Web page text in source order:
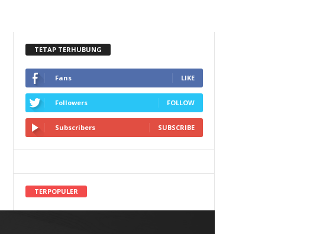
TETAP TERHUBUNG
Fans LIKE
Followers FOLLOW
Subscribers SUBSCRIBE
TERPOPULER